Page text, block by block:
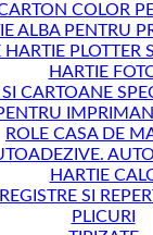
COLOR
ALBA PENTRU
HARTIE PLOTTER
HARTIE
SI CARTOANE
ROLE CASA DE
HARTIE
REGISTRE SI
PLICURI